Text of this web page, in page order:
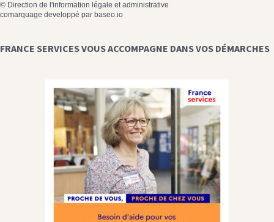
© Direction de l'information légale et administrative
comarquage developpé par baseo.io
FRANCE SERVICES VOUS ACCOMPAGNE DANS VOS DÉMARCHES